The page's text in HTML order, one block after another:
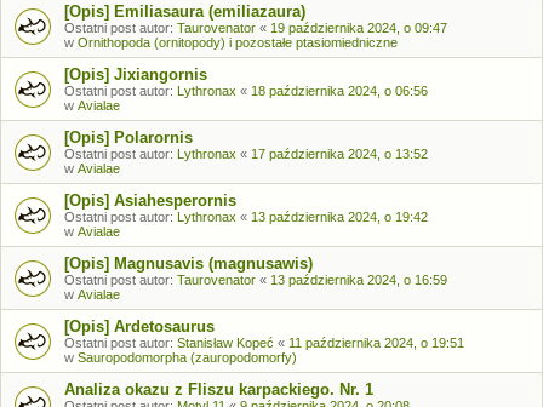
[Opis] Emiliasaura (emiliazaura)
Ostatni post autor: Taurovenator « 19 października 2024, o 09:47
w Ornithopoda (ornitopody) i pozostałe ptasiomiedniczne
[Opis] Jixiangornis
Ostatni post autor: Lythronax « 18 października 2024, o 06:56
w Avialae
[Opis] Polarornis
Ostatni post autor: Lythronax « 17 października 2024, o 13:52
w Avialae
[Opis] Asiahesperornis
Ostatni post autor: Lythronax « 13 października 2024, o 19:42
w Avialae
[Opis] Magnusavis (magnusawis)
Ostatni post autor: Taurovenator « 13 października 2024, o 16:59
w Avialae
[Opis] Ardetosaurus
Ostatni post autor: Stanisław Kopeć « 11 października 2024, o 19:51
w Sauropodomorpha (zauropodomorfy)
Analiza okazu z Fliszu karpackiego. Nr. 1